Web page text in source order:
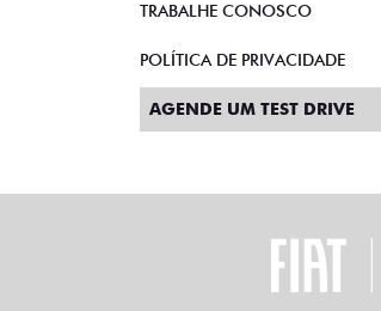
TRABALHE CONOSCO
POLÍTICA DE PRIVACIDADE
AGENDE UM TEST DRIVE